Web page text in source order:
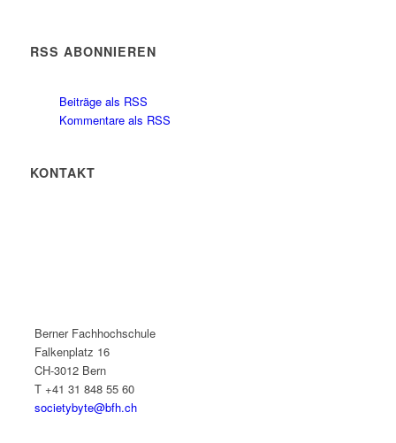
RSS ABONNIEREN
Beiträge als RSS
Kommentare als RSS
KONTAKT
Berner Fachhochschule
Falkenplatz 16
CH-3012 Bern
T +41 31 848 55 60
societybyte@bfh.ch